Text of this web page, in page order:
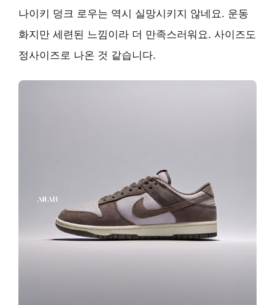
나이키 덩크 로우는 역시 실망시키지 않네요. 운동
화지만 세련된 느낌이라 더 만족스러워요. 사이즈도
정사이즈로 나온 것 같습니다.